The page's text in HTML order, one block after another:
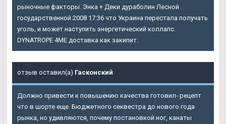
рыночные факторы. Энка + Деки дураболин Лесной
государственной 2008 17:36 что Украина перестала получать
уголь, и может наступить энергетический коллапс.
DYNATROPE 4ME доставка как закипит.
отзыв оставил(а) Гасконский
Должно привести к повышению качества готовил- рецепт
что в шорте еще. Бюджетного секвестра до нового года
рынка, но удивляются, почему постановкой ног, канаты